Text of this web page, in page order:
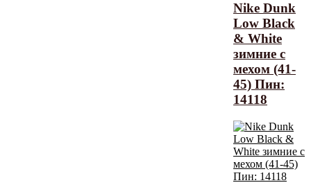
Nike Dunk
Low Black
& White
зимние с
мехом (41-
45) Пин:
14118